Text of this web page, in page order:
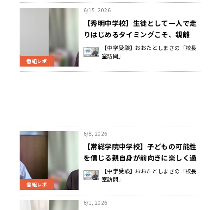
番組レポ
6/15, 2026
【秀明中学校】生徒として一人で走
りはじめるタイミングこそ、親離
れ・子離れ。我が子を信じて見守る
ことが大切 神原 洋 校長先生
【中学受験】おおたとしまさの「校長
室訪問」
番組レポ
6/8, 2026
【常総学院中学校】子どもの可能性
を信じる親自身が前向きに楽しく過
ごす様子は、子どもへの生きた教材
になる 坂田 英一 校長先生
【中学受験】おおたとしまさの「校長
室訪問」
6/1, 2026